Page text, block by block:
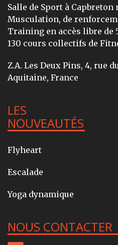
Salle de Sport à
Musculation, de
Training en accès libre de
130 cours collectifs de
Z.A. Les Deux Pins, 4, rue
Aquitaine, France
LES
NOUVEAUTÉS
Flyheart
Escalade
Yoga dynamique
NOUS CONTACTER